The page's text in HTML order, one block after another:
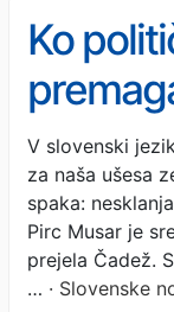
Ko
je rekla,
visoka
V slovenski
za naša ušesa
spaka:
Pirc Musar je
prejela Čadež.
… · Slovenske